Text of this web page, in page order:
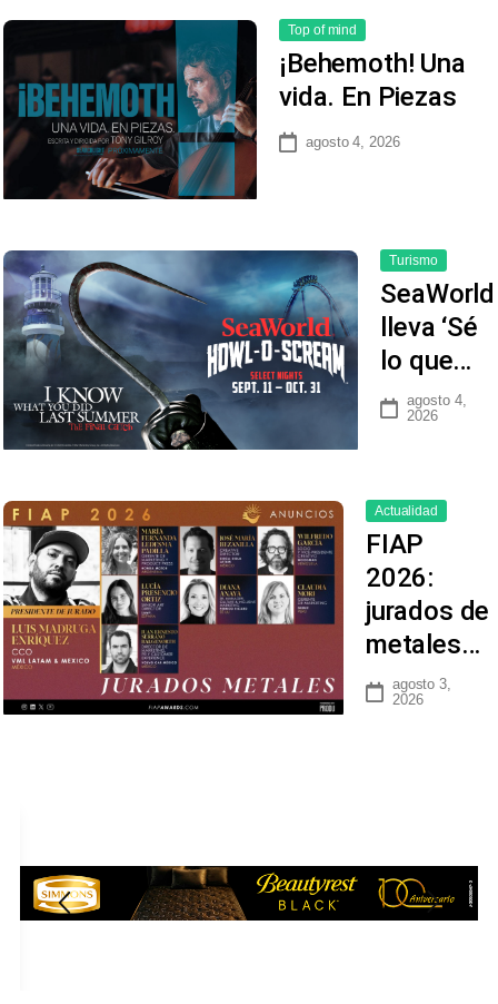
Top of mind
¡Behemoth! Una
vida. En Piezas
agosto 4, 2026
Turismo
SeaWorld
lleva ‘Sé
lo que…
agosto 4,
2026
Actualidad
FIAP
2026:
jurados de
metales…
agosto 3,
2026